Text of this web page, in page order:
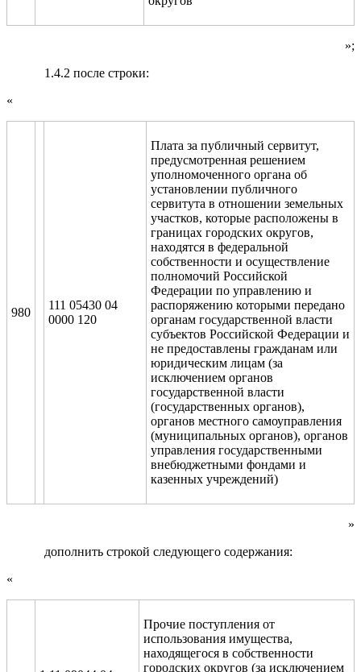
»;
1.4.2 после строки:
«
980
111 05430 04
0000 120
Плата за публичный сервитут,
предусмотренная решением
уполномоченного органа об
установлении публичного
сервитута в отношении земельных
участков, которые расположены в
границах городских округов,
находятся в федеральной
собственности и осуществление
полномочий Российской
Федерации по управлению и
распоряжению которыми передано
органам государственной власти
субъектов Российской Федерации и
не предоставлены гражданам или
юридическим лицам (за
исключением органов
государственной власти
(государственных органов),
органов местного самоуправления
(муниципальных органов), органов
управления государственными
внебюджетными фондами и
казенных учреждений)
»
дополнить строкой следующего содержания:
«
Прочие поступления от
использования имущества,
находящегося в собственности
городских округов (за исключением